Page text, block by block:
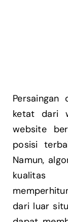
ketat dari
website
posisi
Namun,
kualitas
dari luar